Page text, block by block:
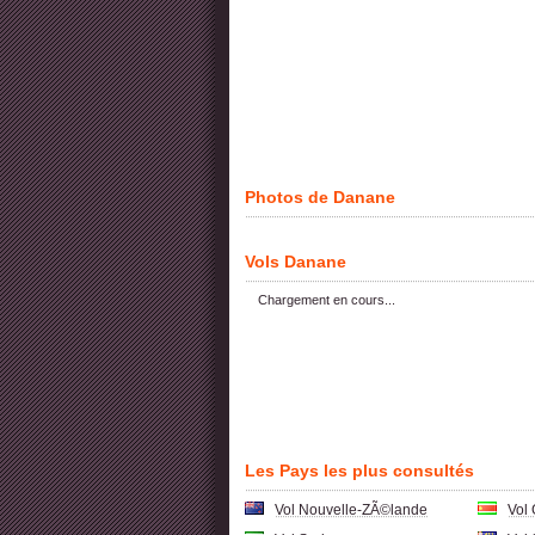
Photos de Danane
Vols Danane
Chargement en cours...
Les Pays les plus consultés
Vol Nouvelle-ZÃ©lande
Vol